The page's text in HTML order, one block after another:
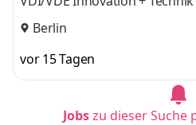
Berlin
vor 15 Tagen
Jobszu dieser Suche